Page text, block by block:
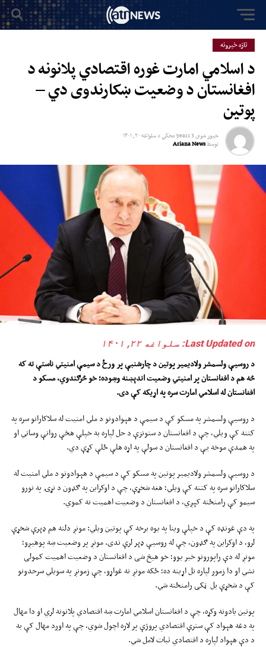
تازه خبرونه
د اسلامي امارت غوره اقتصادي پلانونه د
افغانستان د وضعیت ښکارندوی دي –
پوتین
خپور شوی3 years مخکي دسلواغه ۲۰, ۱۴۰۱
توسطAriana News
Last Updated on: سلواغه ۲۲, ۱۴۰۱
د روسیې ولسمشر ولادیمیر پوتین د چارشنبې پر ورځ دسیمې امنیتي ناستې ته که
څه هم دافغانستانپر امنیتيوضعیتاندېښنه وښوده؛خوڅرګندوي،مسکو د
افغانستان له اسلامي امارت سره پهاړیکهکې دی.
د روسيې ولسمشر په مسکو کې د سيمې د هېوادونو د ملي امنيت له سلاکارانو سره په
کتنه کې ويلي، چې د افغانستان د ستونزې د حل لپاره به خپلې هڅې روانې وساتي او
په همدې موخه يې د افغانستان د سولې په اړه هلې ځلې کړې دي.
د روسیې ولسمشر ولادیمیر پوتین په مسکو کې د سیمې د هېوادونو د ملي امنیت له
سلاکارانو سره په کتنه کې ویلي؛ هغه شخړې، چې د اوکراین په ګډون د نړۍ په نورو
سیمو کې رامنځته کېږي، د افغانستان د وضعیت اهمیت نه کموي.
په دې غونډه کې د خپلې وینا په یوه برخه کې پوتین ویلي: مونږ دلته هم ډېرې شخړې
لرو، د اوکراین په ګډون، چې له روسیې ډېر لرې ندی. مونږ پر وضعیت ښه پوهیږو؛
مونږ له دې راپورونو خبر یوو؛ خو هیڅ شی د افغانستان د وضعیت اهمیت کمولی
نشي او دا زموږ لپاره تل اړینه ده؛ ځکه مونږ نه غواړو، چې زمونږ په سویلي سرحدونو
کې د شخړې بل ټکی رامنځته شي.
پوتین یادونه وکړه، چې د افغانستان اسلامي امارت ښه اقتصادي پلانونه لري او دا مهال
په دغه هېواد کې سترې اقتصادي پروژې پر لاره اچول شوي، چې په اوږد مهال کې به
د دې هېواد لپاره د اقتصادي ثبات لامل شي.